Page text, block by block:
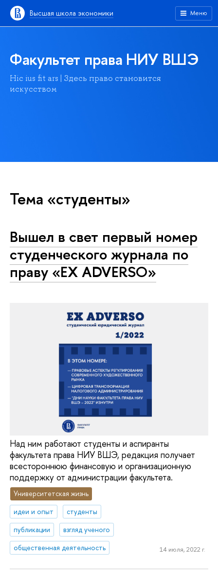
Высшая школа экономики Меню
Факультет права НИУ ВШЭ
Hic ius fit ars | Здесь право становится
искусством
Тема «студенты»
Вышел в свет первый номер
студенческого журнала по
праву «EX ADVERSO»
Над ним работают студенты и аспиранты
факультета права НИУ ВШЭ, редакция получает
всестороннюю финансовую и организационную
поддержку от администрации факультета.
Университетская жизнь
идеи и опыт
студенты
публикации
взгляд ученого
общественная деятельность
14 июля, 2022 г.